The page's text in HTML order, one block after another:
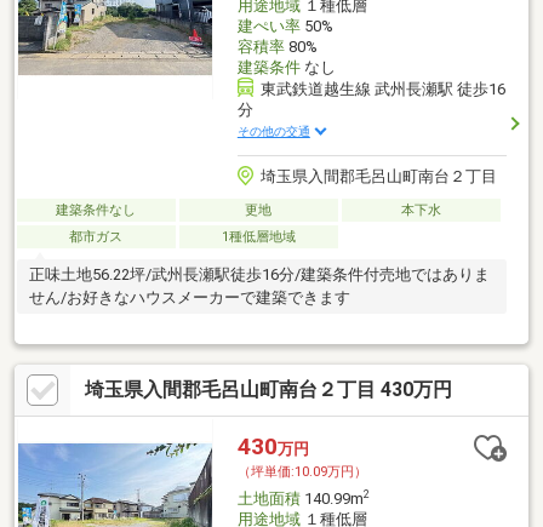
用途地域１種低層
建ぺい率50%
容積率80%
建築条件なし
東武鉄道越生線 武州長瀬駅 徒歩16
分
その他の交通
埼玉県入間郡毛呂山町南台２丁目
建築条件なし 更地
本下水
都市ガス
1種低層地域
正味土地56.22坪/武州長瀬駅徒歩16分/建築条件付売地ではありま
せん/お好きなハウスメーカーで建築できます
埼玉県入間郡毛呂山町南台２丁目 430万円
430万円
（坪単価:10.09万円）
土地面積140.99m2
用途地域１種低層